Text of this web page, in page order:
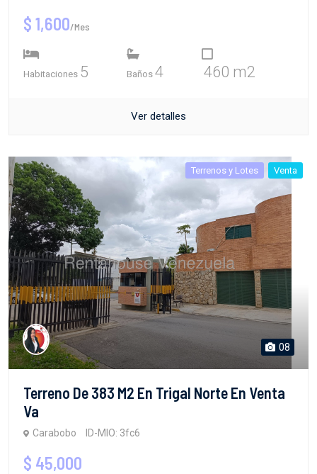
$ 1,600/Mes
Habitaciones 5 Baños 4 460 m2
Ver detalles
Terrenos y Lotes Venta
08
Terreno De 383 M2 En Trigal Norte En Venta
Va
Carabobo ID-MIO: 3fc6
$ 45,000